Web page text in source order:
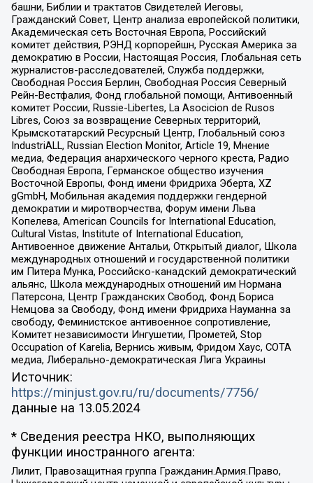
башни, Библии и трактатов Свидетелей Иеговы,
Гражданский Совет, Центр анализа европейской политики,
Академическая сеть Восточная Европа, Российский
комитет действия, РЭНД корпорейшн, Русская Америка за
демократию в России, Настоящая Россия, Глобальная сеть
журналистов-расследователей, Служба поддержки,
Свободная Россия Берлин, Свободная Россия Северный
Рейн-Вестфалия, Фонд глобальной помощи, Антивоенный
комитет России, Russie-Libertes, La Asocicion de Rusos
Libres, Союз за возвращение Северных территорий,
Крымскотатарский Ресурсный Центр, Глобальный союз
IndustriALL, Russian Election Monitor, Article 19, Мнение
медиа, Федерация анархического черного креста, Радио
Свободная Европа, Германское общество изучения
Восточной Европы, Фонд имени Фридриха Эберта, XZ
gGmbH, Мобильная академия поддержки гендерной
демократии и миротворчества, Форум имени Льва
Копелева, American Councils for International Education,
Cultural Vistas, Institute of International Education,
Антивоенное движение Антальи, Открытый диалог, Школа
международных отношений и государственной политики
им Питера Мунка, Российско-канадский демократический
альянс, Школа международных отношений им Нормана
Патерсона, Центр Гражданских Свобод, Фонд Бориса
Немцова за Свободу, Фонд имени Фридриха Науманна за
свободу, Феминистское антивоенное сопротивление,
Комитет независимости Ингушетии, Прометей, Stop
Occupation of Karelia, Вернись живым, Фридом Хаус, СОТА
медиа, Либерально-демократическая Лига Украины
Источник:
https://minjust.gov.ru/ru/documents/7756/
данные на 13.05.2024
* Сведения реестра НКО, выполняющих
функции иностранного агента:
Лилит, Правозащитная группа Гражданин.Армия.Право,